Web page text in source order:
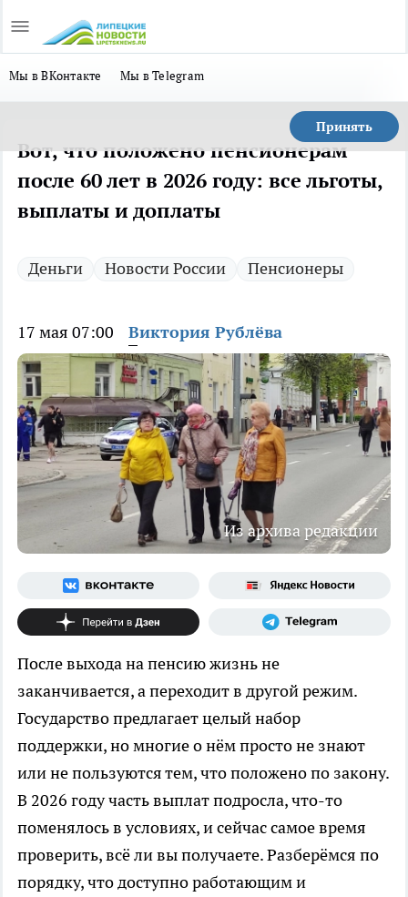
Мы в ВКонтакте Мы в Telegram
Принять
Вот, что положено пенсионерам
после 60 лет в 2026 году: все льготы,
выплаты и доплаты
Деньги Новости России Пенсионеры
17 мая 07:00 Виктория Рублёва
Из архива редакции
После выхода на пенсию жизнь не
заканчивается, а переходит в другой режим.
Государство предлагает целый набор
поддержки, но многие о нём просто не знают
или не пользуются тем, что положено по закону.
В 2026 году часть выплат подросла, что-то
поменялось в условиях, и сейчас самое время
проверить, всё ли вы получаете. Разберёмся по
порядку, что доступно работающим и